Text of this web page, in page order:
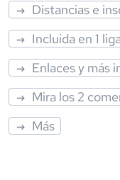
Distancias e
Incluida en 1 liga
Enlaces y más
Mira los 2
Más